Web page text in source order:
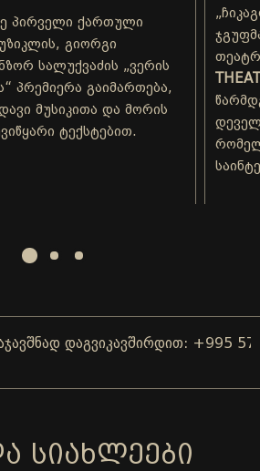
პირველი ქართული
გიორგი
სალუქვაძის „ვერის
პრემიერა გაიმართება,
მუსიკითა და მორის
ტექსტებით.
დაგვიკავშირდით: +995 577
ᲡᲘᲐᲮᲚᲔᲔᲑᲘ